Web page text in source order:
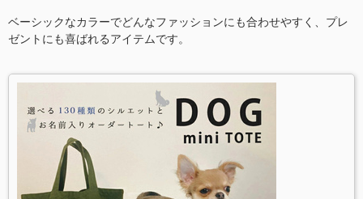
ベーシックなカラーでどんなファッションにも合わせやすく、プレ
ゼントにも喜ばれるアイテムです。